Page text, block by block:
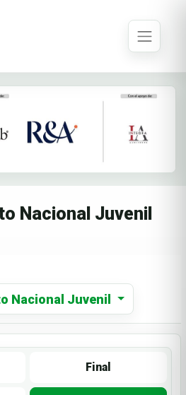
Nacional Juvenil
Nacional Juvenil
Final